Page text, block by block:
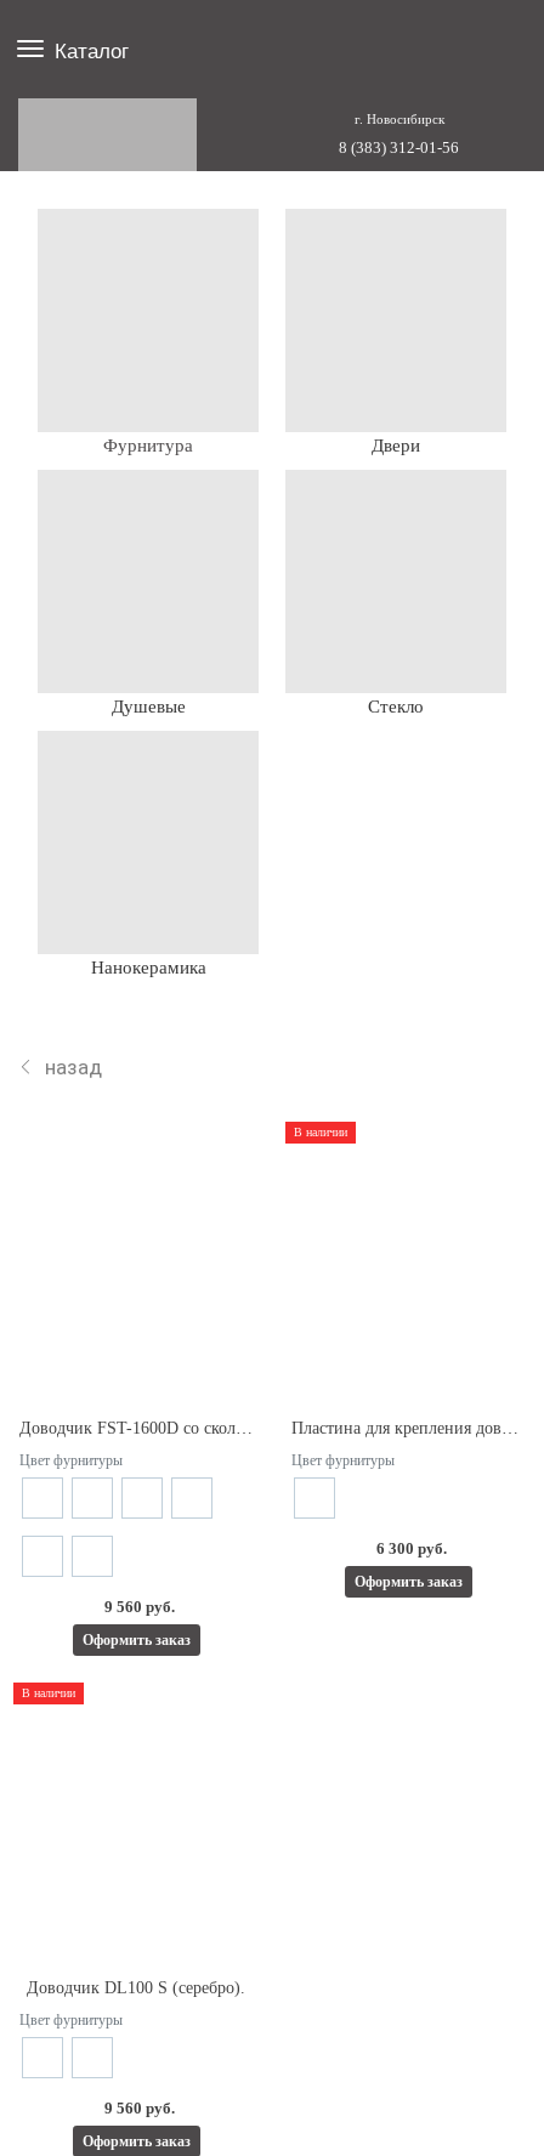
Каталог
г. Новосибирск
8 (383) 312-01-56
Фурнитура Двери
Душевые Стекло
Нанокерамика
назад
Цвет фурнитуры
9 560 руб.
Оформить заказ
В наличии
Цвет фурнитуры
6 300 руб.
Оформить заказ
В наличии
Доводчик DL100 S (серебро).
Цвет фурнитуры
9 560 руб.
Оформить заказ